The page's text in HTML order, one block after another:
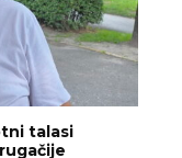
talasi